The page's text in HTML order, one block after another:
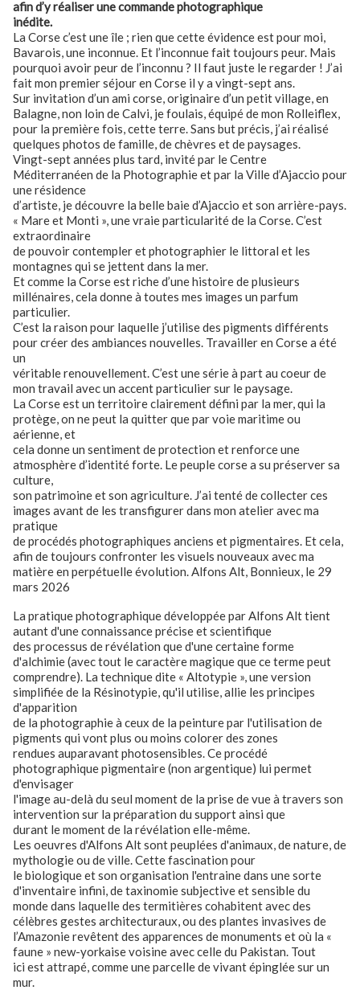
afin d’y réaliser une commande photographique
inédite.
La Corse c’est une île ; rien que cette évidence est pour moi,
Bavarois, une inconnue. Et l’inconnue fait toujours peur. Mais
pourquoi avoir peur de l’inconnu ? Il faut juste le regarder ! J’ai
fait mon premier séjour en Corse il y a vingt-sept ans.
Sur invitation d’un ami corse, originaire d’un petit village, en
Balagne, non loin de Calvi, je foulais, équipé de mon Rolleiflex,
pour la première fois, cette terre. Sans but précis, j’ai réalisé
quelques photos de famille, de chèvres et de paysages.
Vingt-sept années plus tard, invité par le Centre
Méditerranéen de la Photographie et par la Ville d’Ajaccio pour
une résidence
d’artiste, je découvre la belle baie d’Ajaccio et son arrière-pays.
« Mare et Monti », une vraie particularité de la Corse. C’est
extraordinaire
de pouvoir contempler et photographier le littoral et les
montagnes qui se jettent dans la mer.
Et comme la Corse est riche d’une histoire de plusieurs
millénaires, cela donne à toutes mes images un parfum
particulier.
C’est la raison pour laquelle j’utilise des pigments différents
pour créer des ambiances nouvelles. Travailler en Corse a été
un
véritable renouvellement. C’est une série à part au coeur de
mon travail avec un accent particulier sur le paysage.
La Corse est un territoire clairement défini par la mer, qui la
protège, on ne peut la quitter que par voie maritime ou
aérienne, et
cela donne un sentiment de protection et renforce une
atmosphère d’identité forte. Le peuple corse a su préserver sa
culture,
son patrimoine et son agriculture. J’ai tenté de collecter ces
images avant de les transfigurer dans mon atelier avec ma
pratique
de procédés photographiques anciens et pigmentaires. Et cela,
afin de toujours confronter les visuels nouveaux avec ma
matière en perpétuelle évolution. Alfons Alt, Bonnieux, le 29
mars 2026
La pratique photographique développée par Alfons Alt tient
autant d'une connaissance précise et scientifique
des processus de révélation que d'une certaine forme
d'alchimie (avec tout le caractère magique que ce terme peut
comprendre). La technique dite « Altotypie », une version
simplifiée de la Résinotypie, qu'il utilise, allie les principes
d'apparition
de la photographie à ceux de la peinture par l'utilisation de
pigments qui vont plus ou moins colorer des zones
rendues auparavant photosensibles. Ce procédé
photographique pigmentaire (non argentique) lui permet
d'envisager
l'image au-delà du seul moment de la prise de vue à travers son
intervention sur la préparation du support ainsi que
durant le moment de la révélation elle-même.
Les oeuvres d'Alfons Alt sont peuplées d'animaux, de nature, de
mythologie ou de ville. Cette fascination pour
le biologique et son organisation l'entraine dans une sorte
d'inventaire infini, de taxinomie subjective et sensible du
monde dans laquelle des termitières cohabitent avec des
célèbres gestes architecturaux, ou des plantes invasives de
l’Amazonie revêtent des apparences de monuments et où la «
faune » new-yorkaise voisine avec celle du Pakistan. Tout
ici est attrapé, comme une parcelle de vivant épinglée sur un
mur.